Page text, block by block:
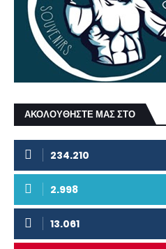
ΑΚΟΛΟΥΘΗΣΤΕ ΜΑΣ ΣΤΟ
234.210
2.998
13.061